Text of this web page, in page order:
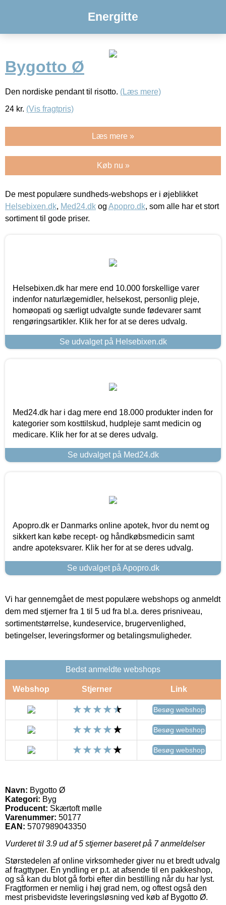
Energitte
Bygotto Ø
Den nordiske pendant til risotto. (Læs mere)
24 kr. (Vis fragtpris)
Læs mere »
Køb nu »
De mest populære sundheds-webshops er i øjeblikket
Helsebixen.dk, Med24.dk og Apopro.dk, som alle har et stort
sortiment til gode priser.
Helsebixen.dk har mere end 10.000 forskellige varer
indenfor naturlægemidler, helsekost, personlig pleje,
homøopati og særligt udvalgte sunde fødevarer samt
rengøringsartikler. Klik her for at se deres udvalg.
Se udvalget på Helsebixen.dk
Med24.dk har i dag mere end 18.000 produkter inden for
kategorier som kosttilskud, hudpleje samt medicin og
medicare. Klik her for at se deres udvalg.
Se udvalget på Med24.dk
Apopro.dk er Danmarks online apotek, hvor du nemt og
sikkert kan købe recept- og håndkøbsmedicin samt
andre apoteksvarer. Klik her for at se deres udvalg.
Se udvalget på Apopro.dk
Vi har gennemgået de mest populære webshops og anmeldt
dem med stjerner fra 1 til 5 ud fra bl.a. deres prisniveau,
sortimentstørrelse, kundeservice, brugervenlighed,
betingelser, leveringsformer og betalingsmuligheder.
Bedst anmeldte webshops
Webshop Stjerner Link
Besøg webshop
Besøg webshop
Besøg webshop
Navn: Bygotto Ø
Kategori: Byg
Producent: Skærtoft mølle
Varenummer: 50177
EAN: 5707989043350
Vurderet til 3.9 ud af 5 stjerner baseret på 7anmeldelser
Størstedelen af online virksomheder giver nu et bredt udvalg
af fragttyper. En yndling er p.t. at afsende til en pakkeshop,
og så kan du blot gå forbi efter din bestilling når du har lyst.
Fragtformen er nemlig i høj grad nem, og oftest også den
mest prisbevidste leveringsløsning ved køb af Bygotto Ø.